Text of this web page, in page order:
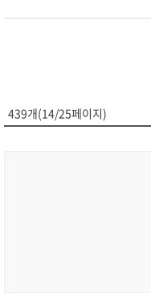
439개(14/25페이지)